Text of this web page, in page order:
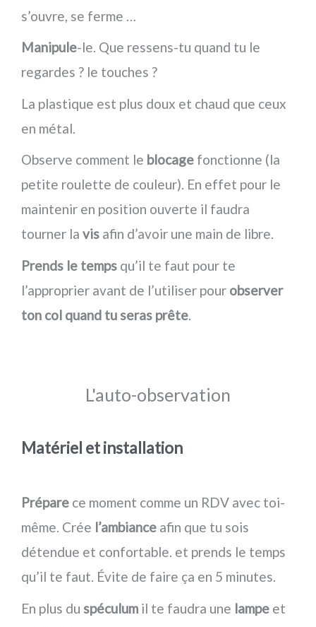
s’ouvre, se ferme …
Manipule-le. Que ressens-tu quand tu le
regardes ? le touches ?
La plastique est plus doux et chaud que ceux
en métal.
Observe comment le blocage fonctionne (la
petite roulette de couleur). En effet pour le
maintenir en position ouverte il faudra
tourner la vis afin d’avoir une main de libre.
Prends le temps qu’il te faut pour te
l’approprier avant de l’utiliser pour observer
ton col quand tu seras prête.
L'auto-observation
Matériel et installation
Prépare ce moment comme un RDV avec toi-
même. Crée l’ambiance afin que tu sois
détendue et confortable. et prends le temps
qu’il te faut. Évite de faire ça en 5 minutes.
En plus du spéculum il te faudra une lampe et